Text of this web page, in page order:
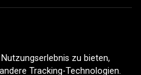
zu bieten,
Tracking-Technologien.